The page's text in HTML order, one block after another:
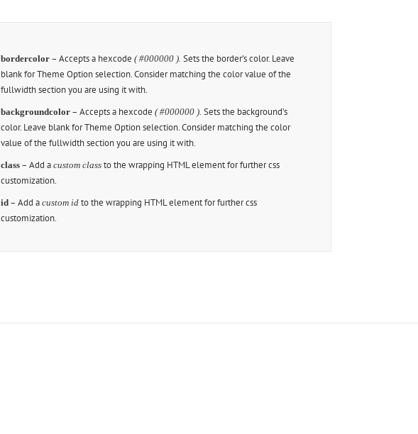
bordercolor – Accepts a hexcode( #000000 ). Sets the border’s color. Leave
blank for Theme Option selection. Consider matching the color value of the
fullwidth section you are using it with.
backgroundcolor – Accepts a hexcode( #000000 ). Sets the background’s
color. Leave blank for Theme Option selection. Consider matching the color
value of the fullwidth section you are using it with.
class – Add acustom class to the wrapping HTML element for further css
customization.
id – Add acustom id to the wrapping HTML element for further css
customization.